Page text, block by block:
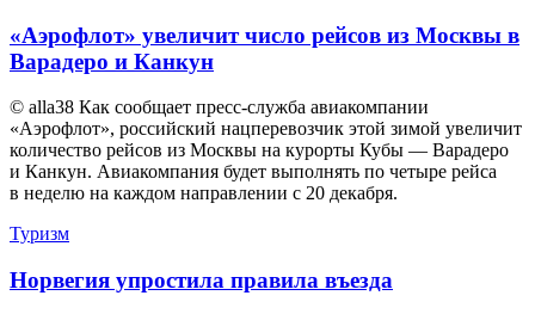
«Аэрофлот» увеличит число рейсов из Москвы в
Варадеро и Канкун
© alla38 Как сообщает пресс-служба авиакомпании
«Аэрофлот», российский нацперевозчик этой зимой увеличит
количество рейсов из Москвы на курорты Кубы — Варадеро
и Канкун. Авиакомпания будет выполнять по четыре рейса
в неделю на каждом направлении с 20 декабря.
Туризм
Норвегия упростила правила въезда